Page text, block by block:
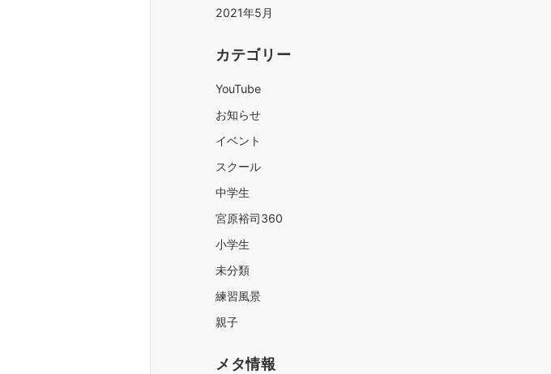
2021年5月
カテゴリー
YouTube
お知らせ
イベント
スクール
中学生
宮原裕司360
小学生
未分類
練習風景
親子
メタ情報